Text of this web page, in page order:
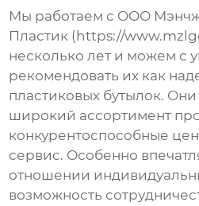
Мы работаем с ООО
Пластик (https://
несколько лет и можем с
рекомендовать их как
пластиковых бутылок. Они
широкий ассортимент
конкурентоспособные
сервис. Особенно
отношении
возможность